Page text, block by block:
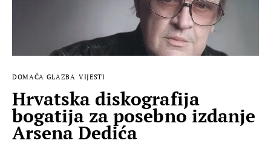
STRANA GLAZBA
FILM
MUSIC BOX
DOMAĆA GLAZBA VIJESTI
Hrvatska diskografija
bogatija za posebno izdanje
Arsena Dedića